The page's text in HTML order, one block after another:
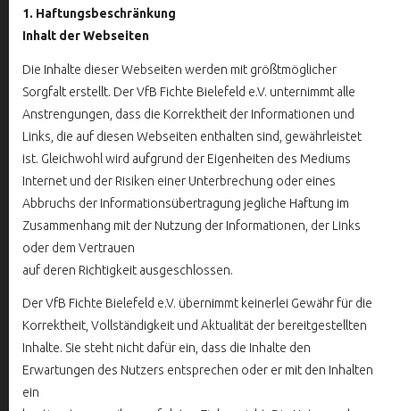
1. Haftungsbeschränkung
Inhalt der Webseiten
Die Inhalte dieser Webseiten werden mit größtmöglicher
Sorgfalt erstellt. Der VfB Fichte Bielefeld e.V. unternimmt alle
Anstrengungen, dass die Korrektheit der Informationen und
Links, die auf diesen Webseiten enthalten sind, gewährleistet
ist. Gleichwohl wird aufgrund der Eigenheiten des Mediums
Internet und der Risiken einer Unterbrechung oder eines
Abbruchs der Informationsübertragung jegliche Haftung im
Zusammenhang mit der Nutzung der Informationen, der Links
oder dem Vertrauen
auf deren Richtigkeit ausgeschlossen.
Der VfB Fichte Bielefeld e.V. übernimmt keinerlei Gewähr für die
Korrektheit, Vollständigkeit und Aktualität der bereitgestellten
Inhalte. Sie steht nicht dafür ein, dass die Inhalte den
Erwartungen des Nutzers entsprechen oder er mit den Inhalten
ein